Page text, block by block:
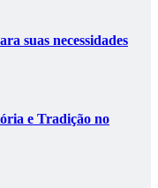
suas necessidades
e Tradição no